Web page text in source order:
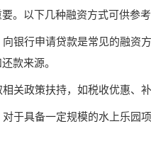
。以下几种融资方式可供参考
向银行申请贷款是常见的融资
款来源。
关政策扶持，如税收优惠、补
对于具备一定规模的水上乐园